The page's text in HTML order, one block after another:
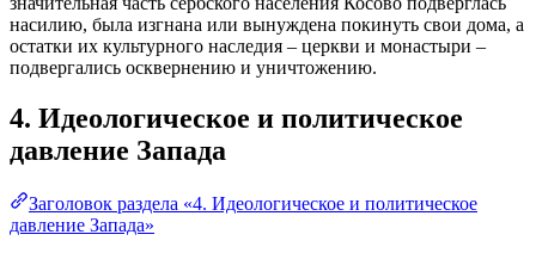
насилию, была изгнана или вынуждена покинуть свои дома, а
остатки их культурного наследия – церкви и монастыри –
подвергались осквернению и уничтожению.
4. Идеологическое и политическое
давление Запада
Заголовок раздела «4. Идеологическое и политическое
давление Запада»